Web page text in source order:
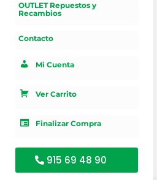
OUTLET Repuestos y
Recambios
Contacto
Mi Cuenta
Ver Carrito
Finalizar Compra
915 69 48 90